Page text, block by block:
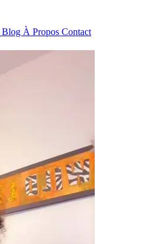
Blog À Propos Contact